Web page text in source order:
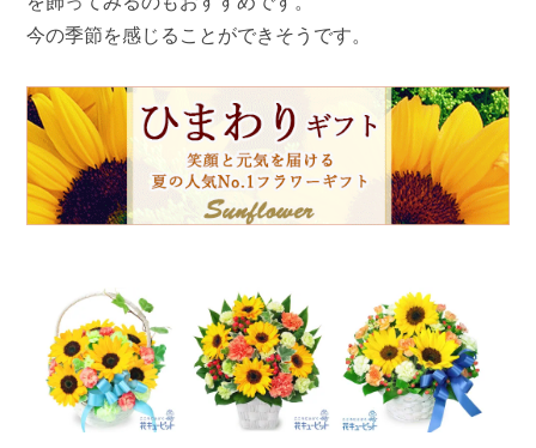
今の季節を感じることができそうです。